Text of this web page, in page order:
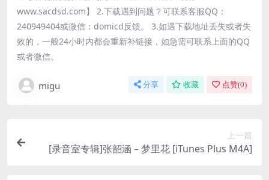
www.sacdsd.com】 2.下载遇到问题？可联系客服QQ：
240949404或微信：domicd反馈。 3.如遇下载地址丢失或者失
效的，一般24小时内都会重新补链接，如急需可联系上面的QQ
或者微信。
migu 分享 收藏 点赞(0)
上一篇
[录音室专辑]张韶涵 – 梦里花 [iTunes Plus M4A]